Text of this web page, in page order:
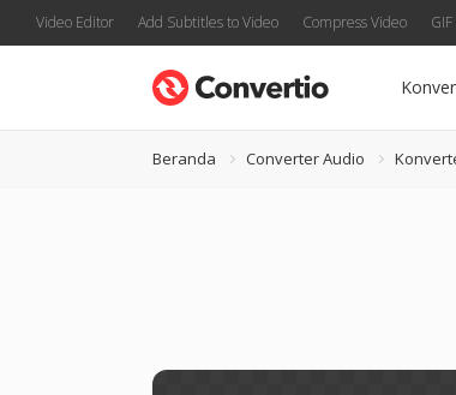
Video Editor Add Subtitles to Video Compress Video
Beranda Converter Audio